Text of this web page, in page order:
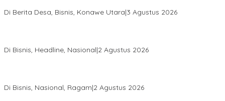
Di Berita Desa, Bisnis, Konawe Utara|3 Agustus 2026
Di Bisnis, Headline, Nasional|2 Agustus 2026
Di Bisnis, Nasional, Ragam|2 Agustus 2026